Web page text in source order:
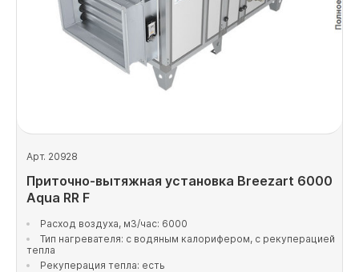
Арт. 20928
Приточно-вытяжная установка Breezart 6000
Aqua RR F
Расход воздуха, м3/час: 6000
Тип нагревателя: с водяным калорифером, с рекуперацией
тепла
Рекуперация тепла: есть